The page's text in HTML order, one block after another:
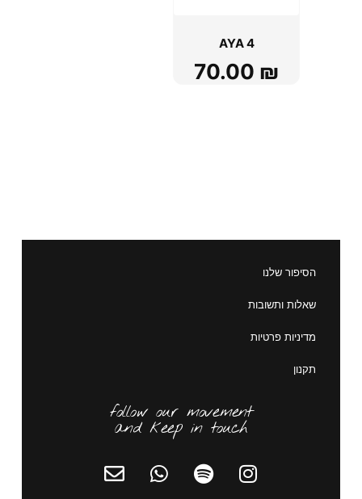
AYA 4
70.00 ₪
הסיפור שלנו
שאלות ותשובות
מדיניות פרטיות
תקנון
follow our movement
and keep in touch